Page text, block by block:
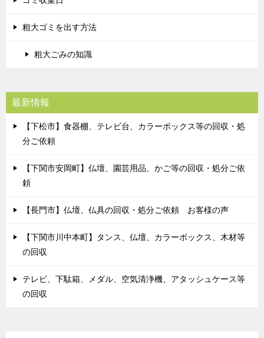
粗大ゴミを出す方法
粗大ごみの知識
最新情報
【下松市】食器棚、テレビ台、カラーボックス等の回収・処
分ご依頼
【下関市安岡町】仏壇、園芸用品、かご等の回収・処分ご依
頼
【長門市】仏壇、仏具の回収・処分ご依頼 お客様の声
【下関市川中本町】タンス、仏壇、カラーボックス、木材等
の回収
テレビ、下駄箱、メダル、空気清浄機、アタッシュケース等
の回収